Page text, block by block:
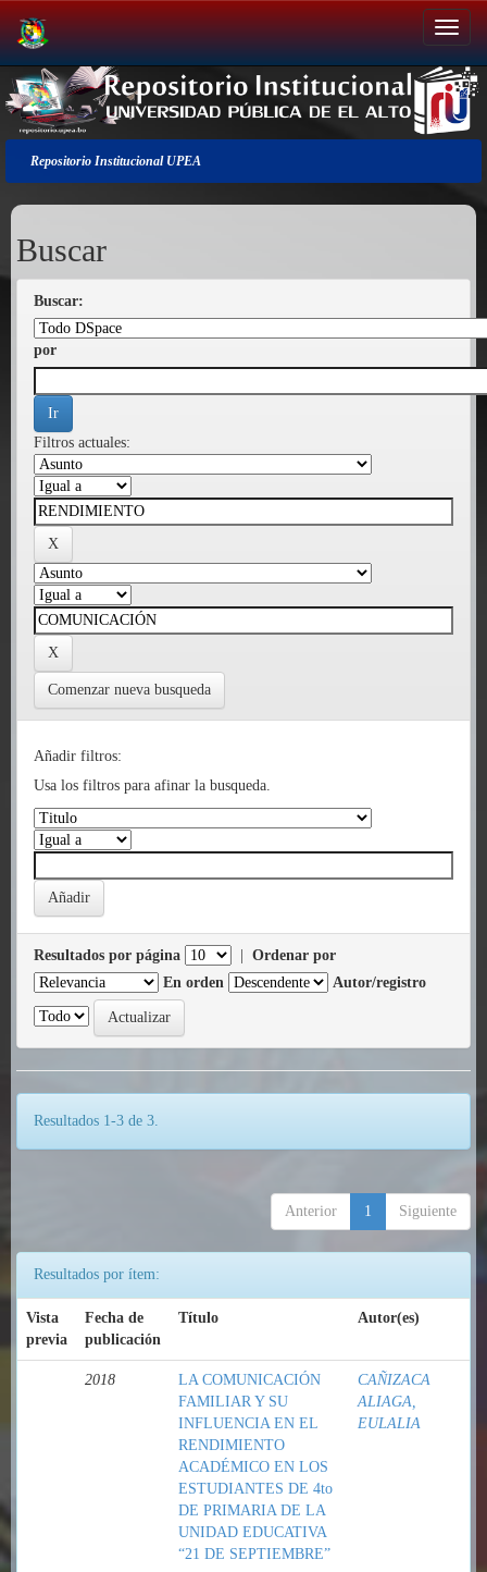
Salir
de
la
navegación
Repositorio Institucional UPEA
Buscar
Buscar:
por
Filtros actuales:
Comenzar nueva busqueda
Añadir filtros:
Usa los filtros para afinar la busqueda.
Resultados por página
Ordenar por
En orden
Autor/registro
Resultados 1-3 de 3.
Anterior 1 Siguiente
Resultados por ítem:
Vista
previa
Fecha de
publicación
Título Autor(es)
2018
LA COMUNICACIÓN
FAMILIAR Y SU
INFLUENCIA EN EL
RENDIMIENTO
ACADÉMICO EN LOS
ESTUDIANTES DE 4to
DE PRIMARIA DE LA
UNIDAD EDUCATIVA
“21 DE SEPTIEMBRE”
CAÑIZACA
ALIAGA,
EULALIA